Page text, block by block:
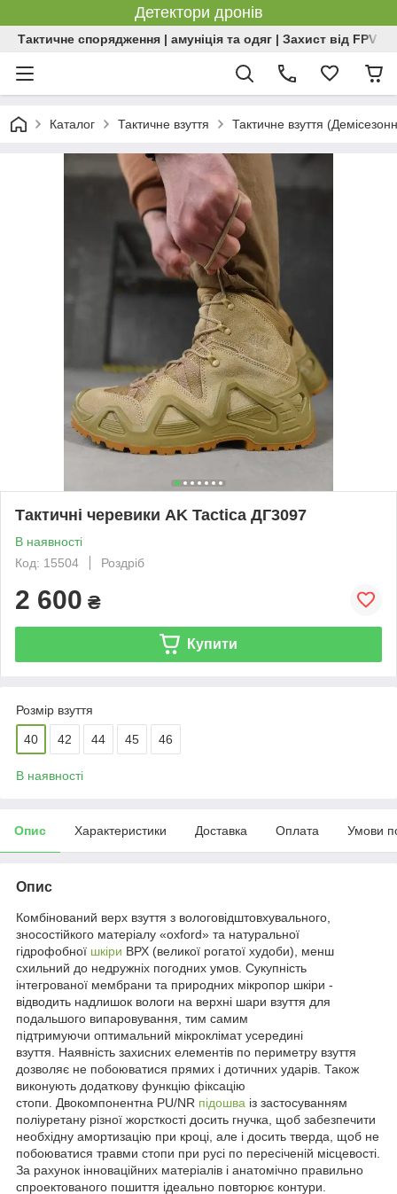
Детектори дронів
Тактичне спорядження | амуніція та одяг | Захист від FPV |
Каталог Тактичне взуття Тактичне взуття
Тактичні черевики AK Tactica ДГ3097
В наявності
Код: 15504
Роздріб
2 600 ₴
Купити
Розмір взуття
40 42 44 45 46
В наявності
Опис Характеристики Доставка Оплата Умови
Опис
Комбінований верх взуття з вологовідштовхувального,
зносостійкого матеріалу «oxford» та натуральної
гідрофобної шкіри ВРХ (великої рогатої худоби), менш
схильний до недружніх погодних умов. Сукупність
інтегрованої мембрани та природних мікропор шкіри -
відводить надлишок вологи на верхні шари взуття для
подальшого випаровування, тим самим
підтримуючи оптимальний мікроклімат усередині
взуття. Наявність захисних елементів по периметру взуття
дозволяє не побоюватися прямих і дотичних ударів. Також
виконують додаткову функцію фіксацію
стопи. Двокомпонентна PU/NR підошва із застосуванням
поліуретану різної жорсткості досить гнучка, щоб забезпечити
необхідну амортизацію при кроці, але і досить тверда, щоб не
побоюватися травми стопи при русі по пересіченій місцевості.
За рахунок інноваційних матеріалів і анатомічно правильно
спроектованого пошиття ідеально повторює контури.